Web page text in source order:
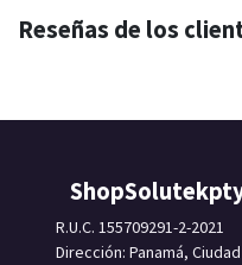
Reseñas de los
R.U.C. 155709291-2-2021
Dirección: Panamá,